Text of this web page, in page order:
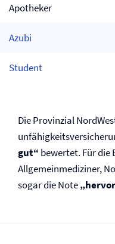
Apotheker
Azubi
Student
Die Provinzial
gut“ bewertet. Für die
Allgemeinmediziner,
sogar die Note